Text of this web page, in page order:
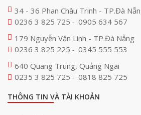
34 - 36 Phan Châu Trinh - TP.Đà
0236 3 825 725 - 0905 634 567
179 Nguyễn Văn Linh - TP.Đà Nẵng
0236 3 825 225 - 0345 555 553
640 Quang Trung, Quảng Ngãi
0235 3 825 725 - 0818 825 725
THÔNG TIN VÀ TÀI KHOẢN